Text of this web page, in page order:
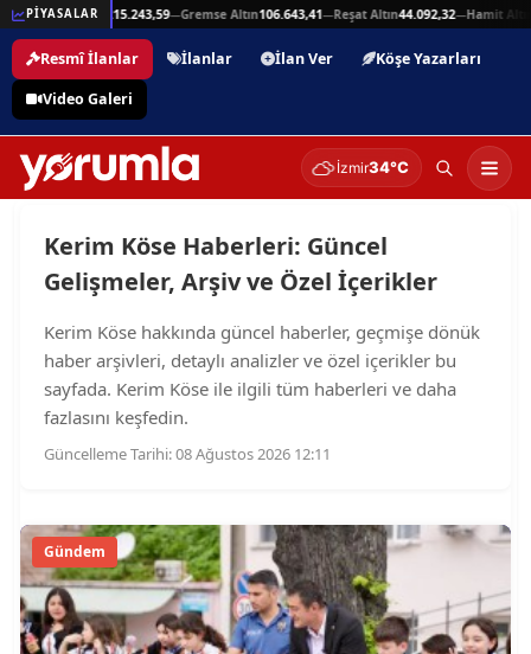
PİYASALAR
—Beşli Altın 215.243,59—Gremse Altın106.643,41—Reşat Altın44.092,32—Hamit Altın
Resmî İlanlar İlanlar İlan Ver
Köşe Yazarları
Video Galeri
İzmir34°C
Kerim Köse Haberleri: Güncel
Gelişmeler, Arşiv ve Özel İçerikler
Kerim Köse hakkında güncel haberler, geçmişe dönük
haber arşivleri, detaylı analizler ve özel içerikler bu
sayfada. Kerim Köse ile ilgili tüm haberleri ve daha
fazlasını keşfedin.
Güncelleme Tarihi: 08 Ağustos 2026 12:11
Gündem